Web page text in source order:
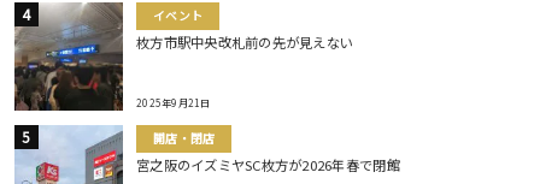
イベント
枚方市駅中央改札前の先が見えない
2025年9月21日
開店・閉店
宮之阪のイズミヤSC枚方が2026年春で閉館